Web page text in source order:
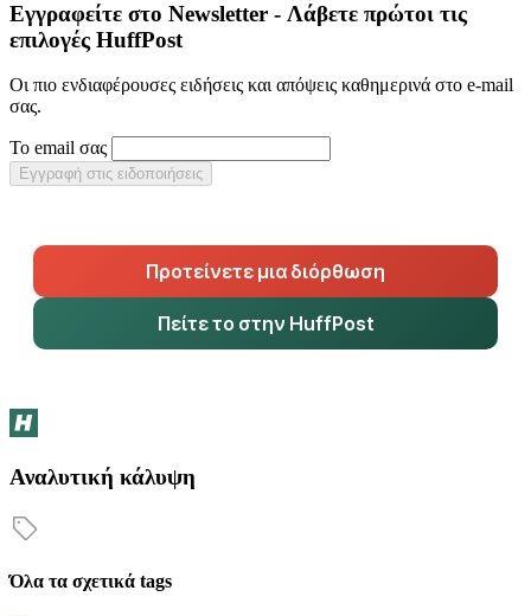
Εγγραφείτε στο Newsletter - Λάβετε πρώτοι τις
επιλογές HuffPost
Οι πιο ενδιαφέρουσες ειδήσεις και απόψεις καθημερινά στο e-mail
σας.
Το email σας
Εγγραφή στις ειδοποιήσεις
Προτείνετε μια διόρθωση
Πείτε το στην HuffPost
Αναλυτική κάλυψη
Όλα τα σχετικά tags